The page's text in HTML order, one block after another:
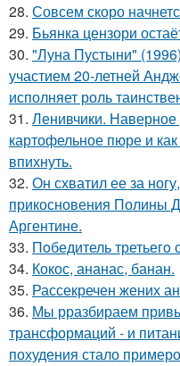
28. Совсем скоро
29. Бьянка цензори
30. "Луна Пустыни"
участием 20-летней
исполняет роль
31. Ленивчики. Наверное
картофельное пюре и как
впихнуть.
32. Он схватил ее за
прикосновения Полины
Аргентине.
33. Пoбедитель третьегo
34. Кокос, ананас, банан.
35. Рассекречен жених
36. Мы рразбираем
трансформаций - и
похудения стало